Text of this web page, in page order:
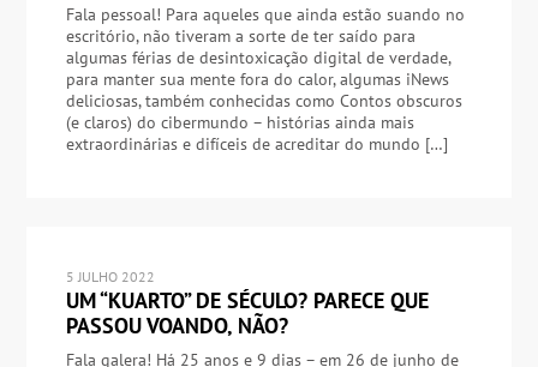
Fala pessoal! Para aqueles que ainda estão suando no
escritório, não tiveram a sorte de ter saído para
algumas férias de desintoxicação digital de verdade,
para manter sua mente fora do calor, algumas iNews
deliciosas, também conhecidas como Contos obscuros
(e claros) do cibermundo – histórias ainda mais
extraordinárias e difíceis de acreditar do mundo […]
5 JULHO 2022
UM “KUARTO” DE SÉCULO? PARECE QUE
PASSOU VOANDO, NÃO?
Fala galera! Há 25 anos e 9 dias – em 26 de junho de